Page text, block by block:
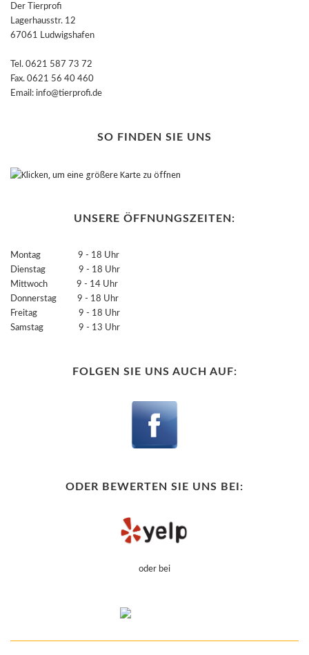
Der Tierprofi
Lagerhausstr. 12
67061 Ludwigshafen
Tel. 0621 587 73 72
Fax. 0621 56 40 460
Email: info@tierprofi.de
SO FINDEN SIE UNS
UNSERE ÖFFNUNGSZEITEN:
Montag 9 - 18 Uhr
Dienstag 9 - 18 Uhr
Mittwoch 9 - 14 Uhr
Donnerstag 9 - 18 Uhr
Freitag 9 - 18 Uhr
Samstag 9 - 13 Uhr
FOLGEN SIE UNS AUCH AUF:
ODER BEWERTEN SIE UNS BEI:
oder bei